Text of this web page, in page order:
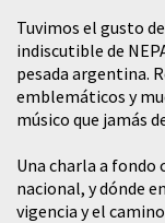
Tuvimos el gusto
indiscutible de
pesada argentina.
emblemáticos y
músico que jamás
​Una charla a
nacional, y dónde
vigencia y el